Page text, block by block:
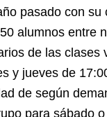
pasado con su
alumnos entre
de las clases
y jueves de
de según
para sábado